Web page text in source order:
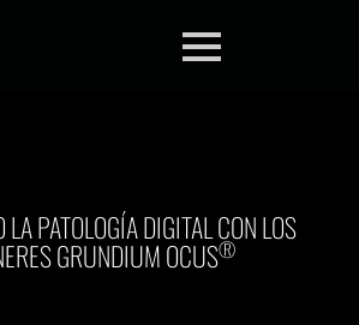
PATOLOGÍA DIGITAL CON LOS
GRUNDIUM OCUS®